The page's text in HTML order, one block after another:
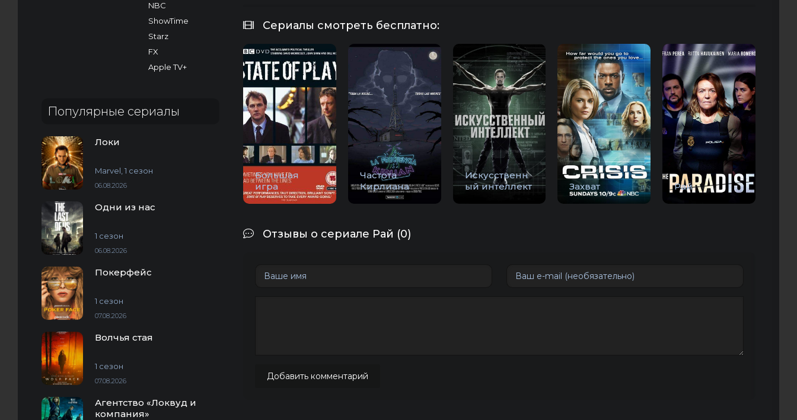
NBC
ShowTime
Starz
FX
Apple TV+
Популярные сериалы
Локи
Marvel, 1 сезон
06.08.2026
Одни из нас
1 сезон
06.08.2026
Покерфейс
1 сезон
07.08.2026
Волчья стая
1 сезон
07.08.2026
Агентство «Локвуд и
компания»
Сериалы смотреть бесплатно:
Большая
игра
Частота
Кирлиана
Искусственн
ый интеллект
Захват Рай
Отзывы о сериале Рай (0)
Добавить комментарий